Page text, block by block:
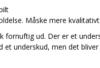
Måske mere
fornuftig ud. Der er et
et underskud, men det